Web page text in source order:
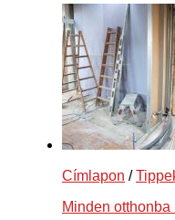
Címlapon /
Minden